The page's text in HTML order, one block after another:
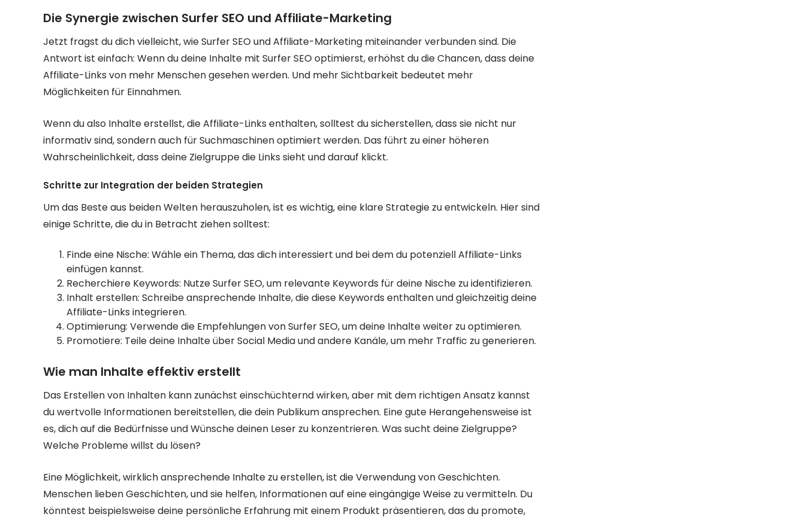
Die Synergie zwischen Surfer SEO und Affiliate-Marketing
Jetzt fragst du dich vielleicht, wie Surfer SEO und Affiliate-Marketing miteinander verbunden sind. Die
Antwort ist einfach: Wenn du deine Inhalte mit Surfer SEO optimierst, erhöhst du die Chancen, dass deine
Affiliate-Links von mehr Menschen gesehen werden. Und mehr Sichtbarkeit bedeutet mehr
Möglichkeiten für Einnahmen.
Wenn du also Inhalte erstellst, die Affiliate-Links enthalten, solltest du sicherstellen, dass sie nicht nur
informativ sind, sondern auch für Suchmaschinen optimiert werden. Das führt zu einer höheren
Wahrscheinlichkeit, dass deine Zielgruppe die Links sieht und darauf klickt.
Schritte zur Integration der beiden Strategien
Um das Beste aus beiden Welten herauszuholen, ist es wichtig, eine klare Strategie zu entwickeln. Hier sind
einige Schritte, die du in Betracht ziehen solltest:
Finde eine Nische: Wähle ein Thema, das dich interessiert und bei dem du potenziell Affiliate-Links
einfügen kannst.
Recherchiere Keywords: Nutze Surfer SEO, um relevante Keywords für deine Nische zu identifizieren.
Inhalt erstellen: Schreibe ansprechende Inhalte, die diese Keywords enthalten und gleichzeitig deine
Affiliate-Links integrieren.
Optimierung: Verwende die Empfehlungen von Surfer SEO, um deine Inhalte weiter zu optimieren.
Promotiere: Teile deine Inhalte über Social Media und andere Kanäle, um mehr Traffic zu generieren.
Wie man Inhalte effektiv erstellt
Das Erstellen von Inhalten kann zunächst einschüchternd wirken, aber mit dem richtigen Ansatz kannst
du wertvolle Informationen bereitstellen, die dein Publikum ansprechen. Eine gute Herangehensweise ist
es, dich auf die Bedürfnisse und Wünsche deinen Leser zu konzentrieren. Was sucht deine Zielgruppe?
Welche Probleme willst du lösen?
Eine Möglichkeit, wirklich ansprechende Inhalte zu erstellen, ist die Verwendung von Geschichten.
Menschen lieben Geschichten, und sie helfen, Informationen auf eine eingängige Weise zu vermitteln. Du
könntest beispielsweise deine persönliche Erfahrung mit einem Produkt präsentieren, das du promote,